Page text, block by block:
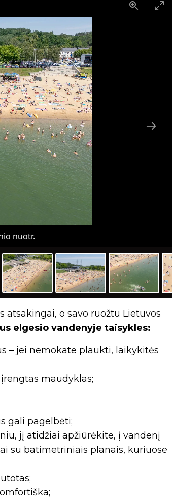
nuotr.
atsakingai, o savo ruožtu Lietuvos
elgesio vandenyje taisykles:
– jei nemokate plaukti, laikykitės
maudyklas;
gali pagelbėti;
jį atidžiai apžiūrėkite, į vandenį
su batimetriniais planais, kuriuose